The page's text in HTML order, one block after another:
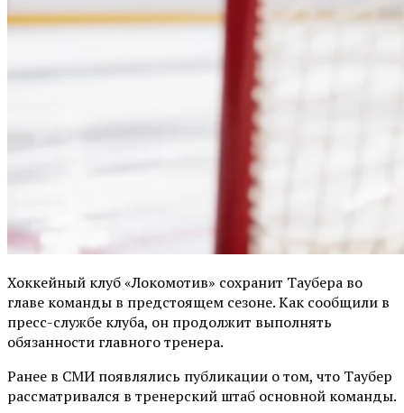
Хоккейный клуб «Локомотив» сохранит Таубера во
главе команды в предстоящем сезоне. Как сообщили в
пресс-службе клуба, он продолжит выполнять
обязанности главного тренера.
Ранее в СМИ появлялись публикации о том, что Таубер
рассматривался в тренерский штаб основной команды.